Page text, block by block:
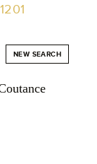
NEW SEARCH